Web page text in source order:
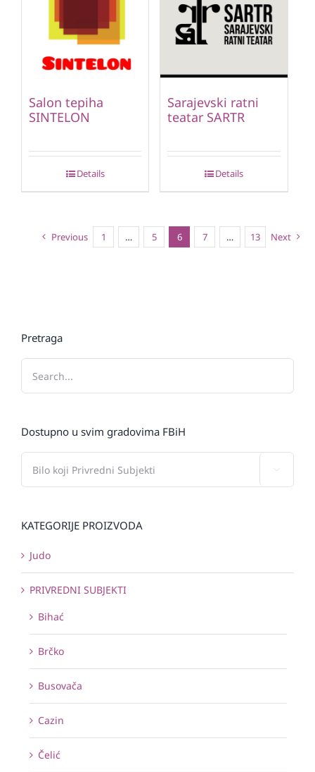
Salon tepiha
SINTELON
Details
Sarajevski ratni
teatar SARTR
Details
Previous 1 … 5 6 7 … 13 Next
Pretraga
Dostupno u svim gradovima FBiH
KATEGORIJE PROIZVODA
Judo
PRIVREDNI SUBJEKTI
Bihać
Brčko
Busovača
Cazin
Čelić